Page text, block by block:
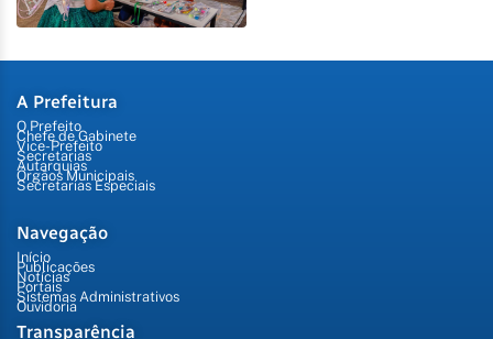
A Prefeitura
O Prefeito
Chefe de Gabinete
Vice-Prefeito
Secretarias
Autarquias
Órgãos Municipais
Secretarias Especiais
Navegação
Início
Publicações
Notícias
Portais
Sistemas Administrativos
Ouvidoria
Transparência